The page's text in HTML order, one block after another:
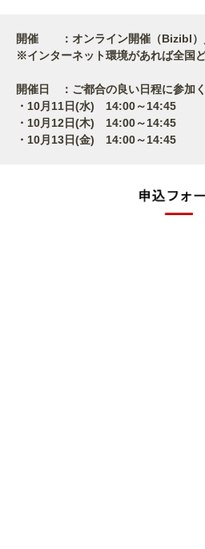
開催 ：オンライン開催（Bizibl）
※インターネット環境があれば全国
開催日 ：ご都合の良い日程に参加
・10月11日(水) 14:00～14:45
・10月12日(木) 14:00～14:45
・10月13日(金) 14:00～14:45